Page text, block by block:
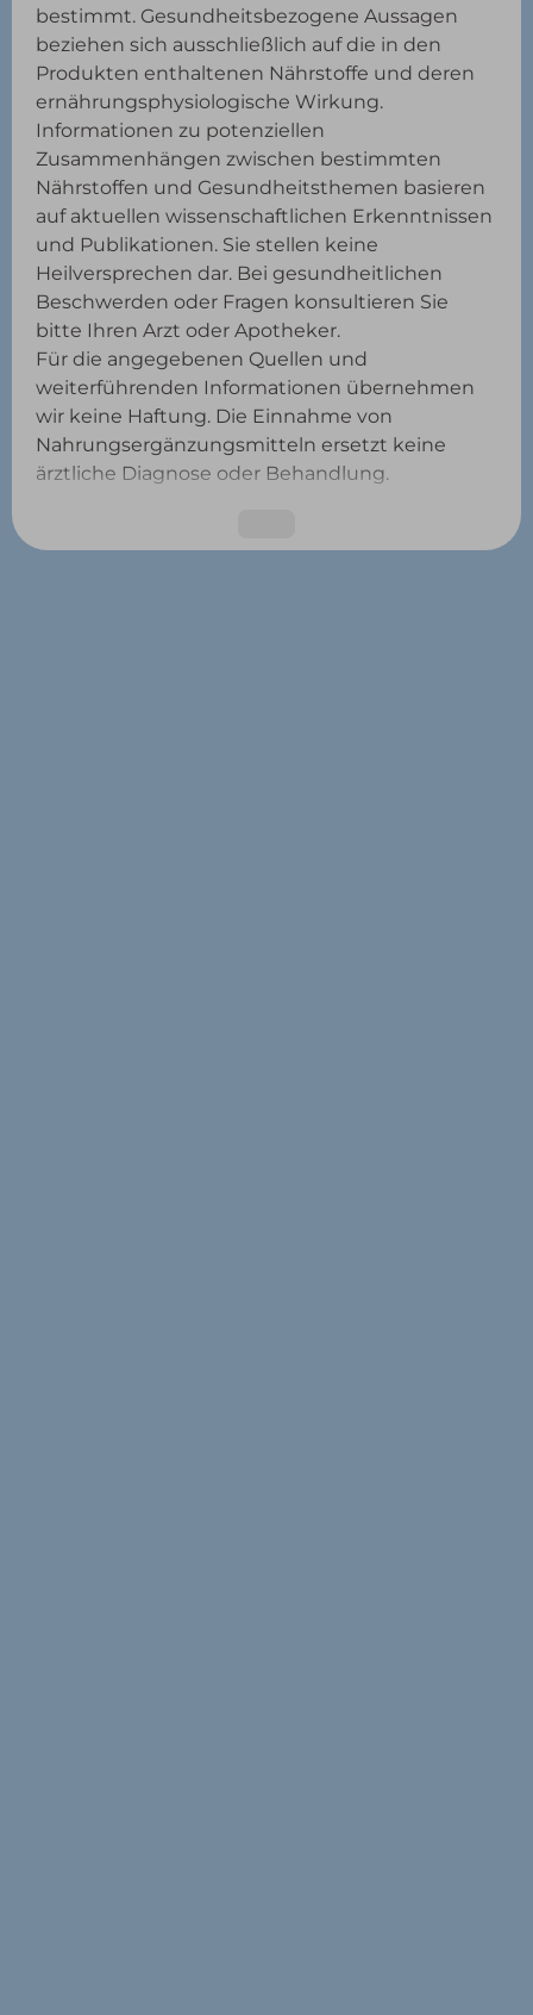
bestimmt. Gesundheitsbezogene Aussagen
beziehen sich ausschließlich auf die in den
Produkten enthaltenen Nährstoffe und deren
ernährungsphysiologische Wirkung.
Informationen zu potenziellen
Zusammenhängen zwischen bestimmten
Nährstoffen und Gesundheitsthemen basieren
auf aktuellen wissenschaftlichen Erkenntnissen
und Publikationen. Sie stellen keine
Heilversprechen dar. Bei gesundheitlichen
Beschwerden oder Fragen konsultieren Sie
bitte Ihren Arzt oder Apotheker.
Für die angegebenen Quellen und
weiterführenden Informationen übernehmen
wir keine Haftung. Die Einnahme von
Nahrungsergänzungsmitteln ersetzt keine
ärztliche Diagnose oder Behandlung.